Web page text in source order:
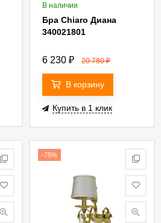
В наличии
Бра Chiaro Диана
340021801
6 230 ₽ 20 780₽
В корзину
Купить в 1 клик
-75%